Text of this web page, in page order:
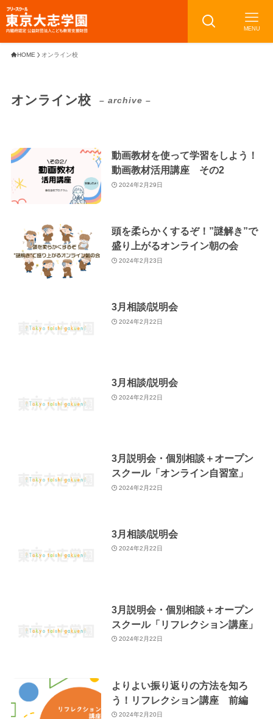
MENU
HOME オンライン校
オンライン校 – archive –
動画教材を使って学習をしよう！
動画教材活用講座 その2
2024年2月29日
頭を柔らかくするぞ！”謎解き”で
盛り上がるオンライン朝の会
2024年2月23日
3月相談/説明会
2024年2月22日
3月相談/説明会
2024年2月22日
3月説明会・個別相談＋オープン
スクール「オンライン自習室」
2024年2月22日
3月相談/説明会
2024年2月22日
3月説明会・個別相談＋オープン
スクール「リフレクション講座」
2024年2月22日
よりよい振り返りの方法を知ろ
う！リフレクション講座 前編
2024年2月20日